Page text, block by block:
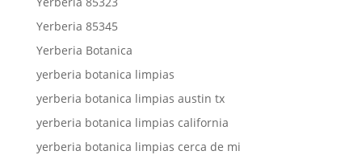
Yerberia 85345
Yerberia Botanica
yerberia botanica limpias
yerberia botanica limpias austin tx
yerberia botanica limpias california
yerberia botanica limpias cerca de mi